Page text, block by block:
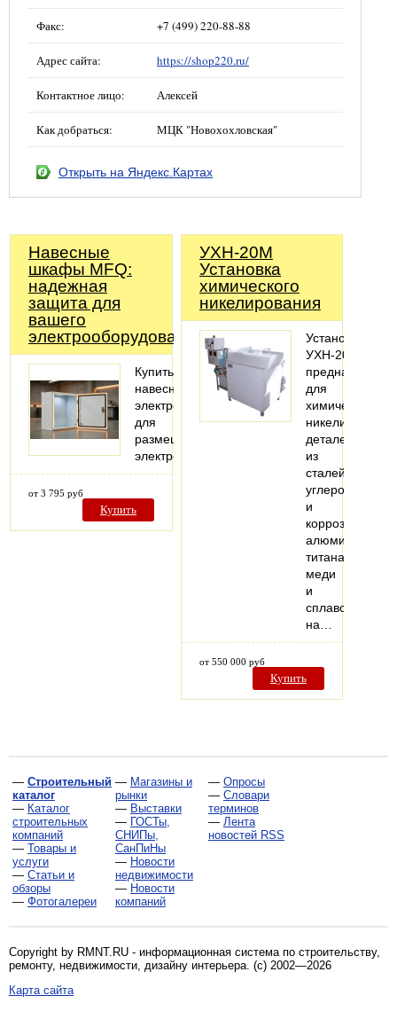
Факс: +7 (499) 220-88-88
Адрес сайта: https://shop220.ru/
Контактное лицо: Алексей
Как добраться: МЦК "Новохохловская"
Открыть на Яндекс.Картах
Навесные
шкафы MFQ:
надежная
защита для
вашего
электрооборудования
Купить
навесной
электрошкаф
для
размещения
электрооборудования
от 3 795 руб
Купить
УХН-20М
Установка
химического
никелирования
Установка
УХН-20М
предназначена
для
химического
никелирования
деталей
из
сталей
углеродистой
и
алюминия,
титана,
меди
и
сплавов
на…
от 550 000 руб
Купить
— Строительный
каталог
— Каталог
строительных
компаний
— Товары и
услуги
— Статьи и
обзоры
— Фотогалереи
— Магазины и
рынки
— Выставки
— ГОСТы,
СНИПы,
СанПиНы
— Новости
недвижимости
— Новости
компаний
— Опросы
— Словари
терминов
— Лента
новостей RSS
Copyright by RMNT.RU - информационная система по строительству,
ремонту, недвижимости, дизайну интерьера. (c) 2002—2026
Карта сайта